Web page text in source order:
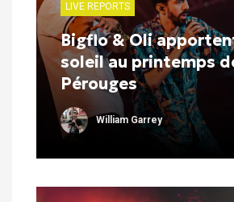
LIVE REPORTS
Bigflo & Oli
soleil au printemps
Pérouges
William Garrey